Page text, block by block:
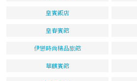
皇賓飯店
皇春賓館
伊戀時尚精品旅館
華麒賓館